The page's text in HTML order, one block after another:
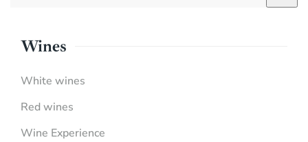
Wines
White wines
Red wines
Wine Experience